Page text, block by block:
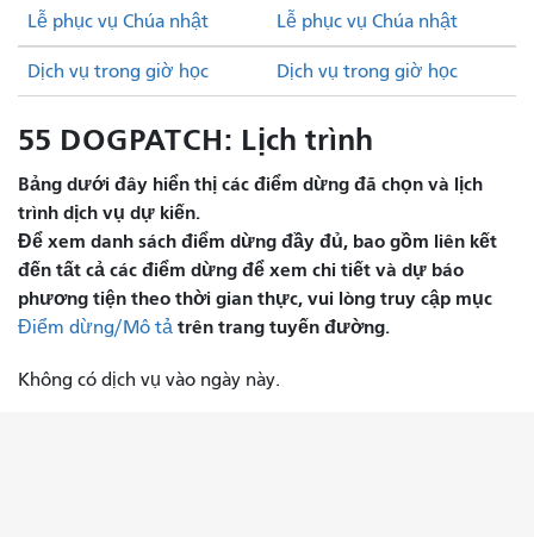
Lễ phục vụ Chúa nhật Lễ phục vụ Chúa nhật
Dịch vụ trong giờ học Dịch vụ trong giờ học
55 DOGPATCH: Lịch trình
Bảng dưới đây hiển thị các điểm dừng đã chọn và lịch
trình dịch vụ dự kiến.
Để xem danh sách điểm dừng đầy đủ, bao gồm liên kết
đến tất cả các điểm dừng để xem chi tiết và dự báo
phương tiện theo thời gian thực, vui lòng truy cập mục
Điểm dừng/Mô tả trên trang tuyến đường.
Không có dịch vụ vào ngày này.